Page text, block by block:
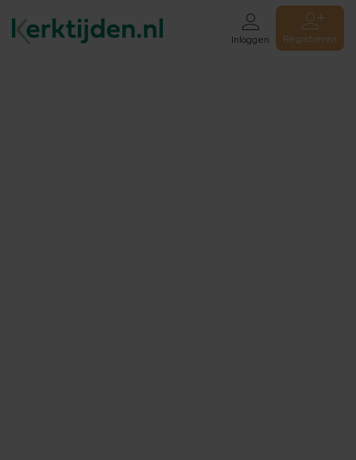
Inloggen Registreren